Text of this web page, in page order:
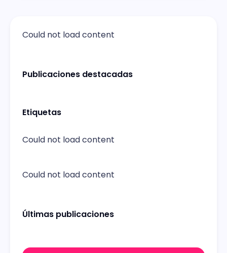
Could not load content
Publicaciones destacadas
Etiquetas
Could not load content
Could not load content
Últimas publicaciones